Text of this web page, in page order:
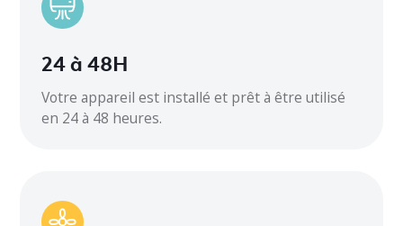
48°C
Réfrigérant
Circuit minimum AMP
24 à 48H
Votre appareil est installé et prêt à être utilisé
en 24 à 48 heures.